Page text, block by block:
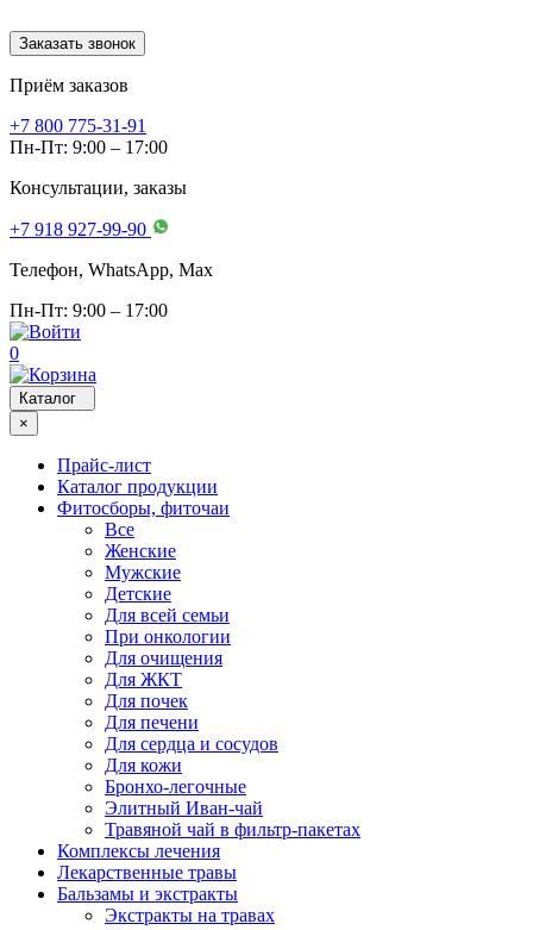
Заказать звонок
Приём заказов
+7 800 775-31-91
Пн-Пт: 9:00 – 17:00
Консультации, заказы
+7 918 927-99-90
Телефон, WhatsApp, Мах
Пн-Пт: 9:00 – 17:00
0
Каталог
×
Прайс-лист
Каталог продукции
Фитосборы, фиточаи
Все
Женские
Мужские
Детские
Для всей семьи
При онкологии
Для очищения
Для ЖКТ
Для почек
Для печени
Для сердца и сосудов
Для кожи
Бронхо-легочные
Элитный Иван-чай
Травяной чай в фильтр-пакетах
Комплексы лечения
Лекарственные травы
Бальзамы и экстракты
Экстракты на травах